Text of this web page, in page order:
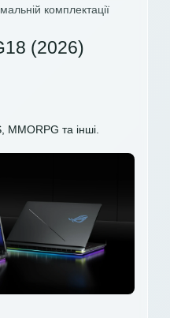
комплектації
(2026)
MMORPG та інші.